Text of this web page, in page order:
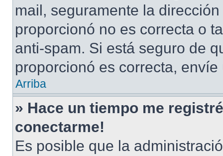
mail, seguramente la
proporcionó no es correcta o
anti-spam. Si está seguro de
proporcionó es correcta,
Arriba
» Hace un tiempo me
conectarme!
Es posible que la